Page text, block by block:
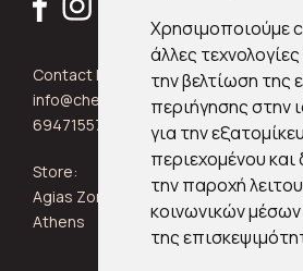
Χρησιμοποιούμε
άλλες
την βελτίωση της
περιήγησης στην
για την
περιεχομένου
την παροχή
κοινωνικών
της
Contact Info:
info@cherrymuse.com
6947155705
Store:
Agias Zonis 24, Kypseli 11361
Athens